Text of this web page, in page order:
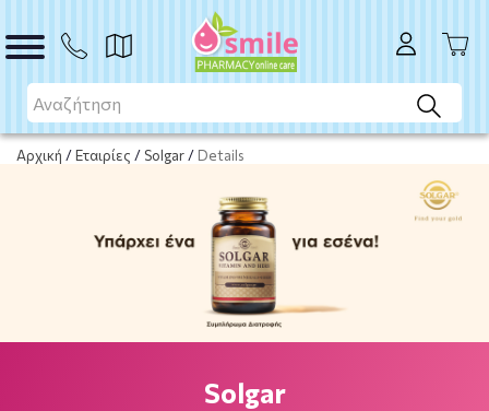
Αρχική /Εταιρίες / Solgar / Details
Solgar